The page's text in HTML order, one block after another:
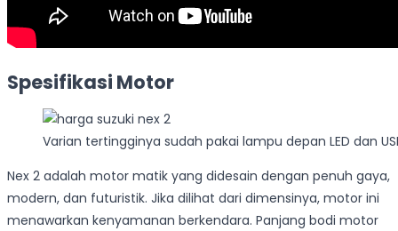
Spesifikasi Motor
Varian tertingginya sudah pakai lampu depan LED dan
Nex 2 adalah motor matik yang didesain dengan penuh gaya,
modern, dan futuristik. Jika dilihat dari dimensinya, motor ini
menawarkan kenyamanan berkendara. Panjang bodi motor